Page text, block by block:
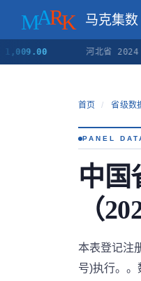
马克集数
河北省 2024
首页 / 省级数
PANEL
中国
（
本表登记注
号)执行。。